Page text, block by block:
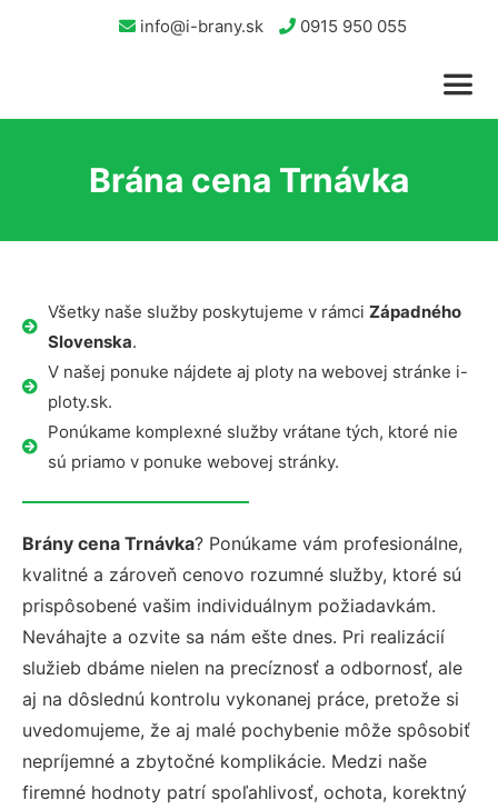
info@i-brany.sk 0915 950 055
Brána cena Trnávka
Všetky naše služby poskytujeme v rámci Západného
Slovenska.
V našej ponuke nájdete aj ploty na webovej stránke i-
ploty.sk.
Ponúkame komplexné služby vrátane tých, ktoré nie
sú priamo v ponuke webovej stránky.
Brány cena Trnávka? Ponúkame vám profesionálne,
kvalitné a zároveň cenovo rozumné služby, ktoré sú
prispôsobené vašim individuálnym požiadavkám.
Neváhajte a ozvite sa nám ešte dnes. Pri realizácií
služieb dbáme nielen na precíznosť a odbornosť, ale
aj na dôslednú kontrolu vykonanej práce, pretože si
uvedomujeme, že aj malé pochybenie môže spôsobiť
nepríjemné a zbytočné komplikácie. Medzi naše
firemné hodnoty patrí spoľahlivosť, ochota, korektný